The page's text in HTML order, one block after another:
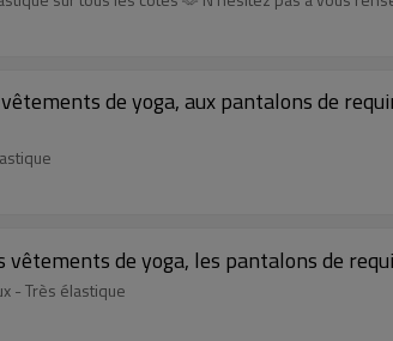
de yoga, aux pantalons de
de yoga, les pantalons de
- Très élastique